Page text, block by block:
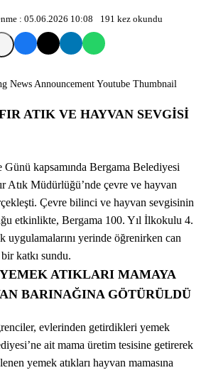
: 05.06.2026 10:08 191 kez okundu
ATIK VE HAYVAN SEVGİSİ
kapsamında Bergama Belediyesi
Atık Müdürlüğü’nde çevre ve hayvan
Çevre bilinci ve hayvan sevgisinin
etkinlikte, Bergama 100. Yıl İlkokulu 4.
uygulamalarını yerinde öğrenirken can
katkı sundu.
ATIKLARI MAMAYA
BARINAĞINA GÖTÜRÜLDÜ
evlerinden getirdikleri yemek
ait mama üretim tesisine getirerek
yemek atıkları hayvan mamasına